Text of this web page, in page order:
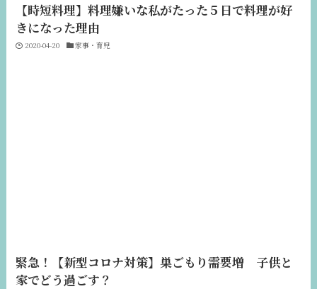
【時短料理】料理嫌いな私がたった５日で料理が好
きになった理由
2020-04-20 家事・育児
緊急！【新型コロナ対策】巣ごもり需要増 子供と
家でどう過ごす？